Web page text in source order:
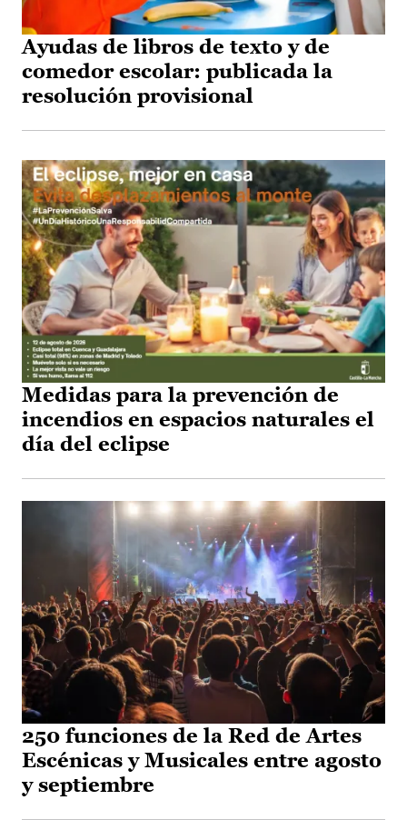
Ayudas de libros de texto y de
comedor escolar: publicada la
resolución provisional
Medidas para la prevención de
incendios en espacios naturales el
día del eclipse
250 funciones de la Red de Artes
Escénicas y Musicales entre agosto
y septiembre